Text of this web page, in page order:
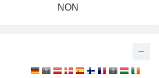
NON